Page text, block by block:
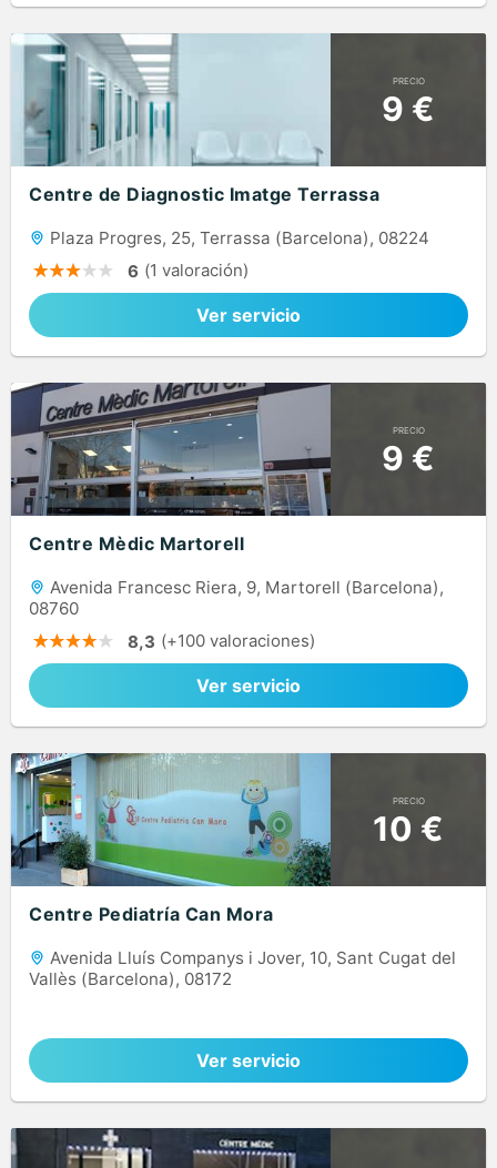
PRECIO
9 €
Centre de Diagnostic Imatge Terrassa
Plaza Progres, 25, Terrassa (Barcelona), 08224
6 (1 valoración)
Ver servicio
PRECIO
9 €
Centre Mèdic Martorell
Avenida Francesc Riera, 9, Martorell (Barcelona),
08760
8,3 (+100 valoraciones)
Ver servicio
PRECIO
10 €
Centre Pediatría Can Mora
Avenida Lluís Companys i Jover, 10, Sant Cugat del
Vallès (Barcelona), 08172
Ver servicio